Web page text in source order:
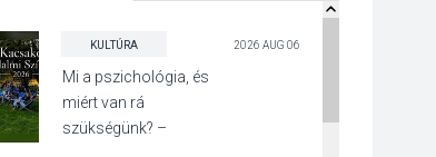
KULTÚRA 2026 AUG 06
Mi a pszichológia, és
miért van rá
szükségünk? –